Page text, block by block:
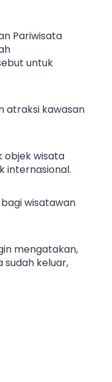
Pariwisata
untuk
atraksi kawasan
objek wisata
internasional.
wisatawan
mengatakan,
sudah keluar,